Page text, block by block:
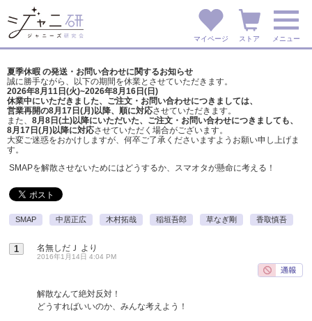
マイページ ストア メニュー
夏季休暇 の発送・お問い合わせに関するお知らせ
誠に勝手ながら、以下の期間を休業とさせていただきます。
2026年8月11日(火)~2026年8月16日(日)
休業中にいただきました、ご注文・お問い合わせにつきましては、
営業再開の8月17日(月)以降、順に対応させていただきます。
また、 8月8日(土)以降にいただいた、ご注文・ お問い合わせにつきましても、
8月17日(月)以降に対応させていただく場合がございます。
大変ご迷惑をおかけしますが、 何卒ご了承くださいますようお願い申し上げま
す。
SMAPを解散させないためにはどうするか、スマオタが懸命に考える！
SMAP 中居正広 木村拓哉 稲垣吾郎 草なぎ剛 香取慎吾
1 名無しだＪ より
2016年1月14日 4:04 PM
解散なんて絶対反対！
どうすればいいのか、みんな考えよう！